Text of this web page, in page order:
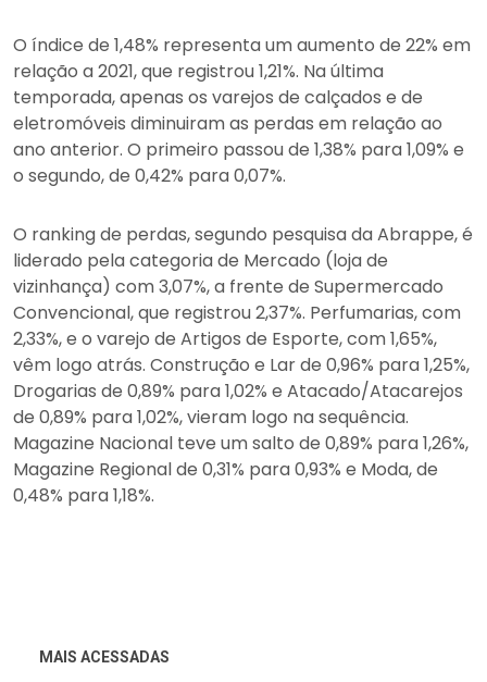
O índice de 1,48% representa um aumento de 22% em
relação a 2021, que registrou 1,21%. Na última
temporada, apenas os varejos de calçados e de
eletromóveis diminuiram as perdas em relação ao
ano anterior. O primeiro passou de 1,38% para 1,09% e
o segundo, de 0,42% para 0,07%.
O ranking de perdas, segundo pesquisa da Abrappe, é
liderado pela categoria de Mercado (loja de
vizinhança) com 3,07%, a frente de Supermercado
Convencional, que registrou 2,37%. Perfumarias, com
2,33%, e o varejo de Artigos de Esporte, com 1,65%,
vêm logo atrás. Construção e Lar de 0,96% para 1,25%,
Drogarias de 0,89% para 1,02% e Atacado/Atacarejos
de 0,89% para 1,02%, vieram logo na sequência.
Magazine Nacional teve um salto de 0,89% para 1,26%,
Magazine Regional de 0,31% para 0,93% e Moda, de
0,48% para 1,18%.
MAIS ACESSADAS